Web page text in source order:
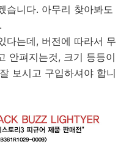
습니다. 아무리 찾아봐도
다는데, 버전에 따라서 무
안펴지는것, 크기 등등이
보시고 구입하셔야 합니